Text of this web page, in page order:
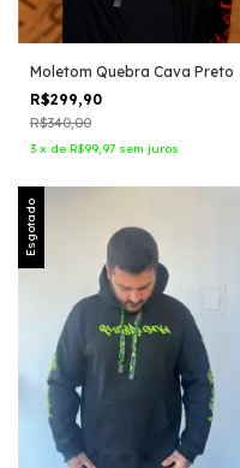
Moletom Quebra Cava Preto
R$299,90
R$340,00
3 x de R$99,97 sem juros
Esgotado